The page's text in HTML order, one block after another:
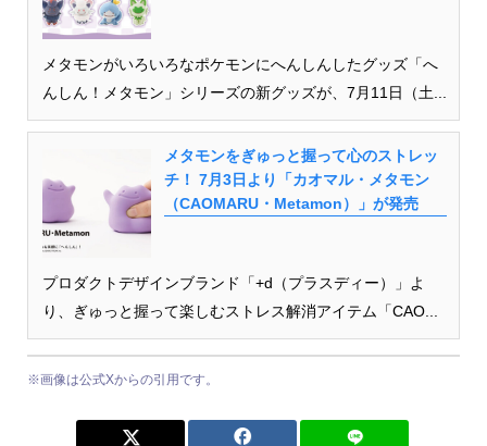
メタモンがいろいろなポケモンにへんしんしたグッズ「へ
んしん！メタモン」シリーズの新グッズが、7月11日（土...
メタモンをぎゅっと握って心のストレッ
チ！ 7月3日より「カオマル・メタモン
（CAOMARU・Metamon）」が発売
プロダクトデザインブランド「+d（プラスディー）」よ
り、ぎゅっと握って楽しむストレス解消アイテム「CAO...
※画像は公式Xからの引用です。